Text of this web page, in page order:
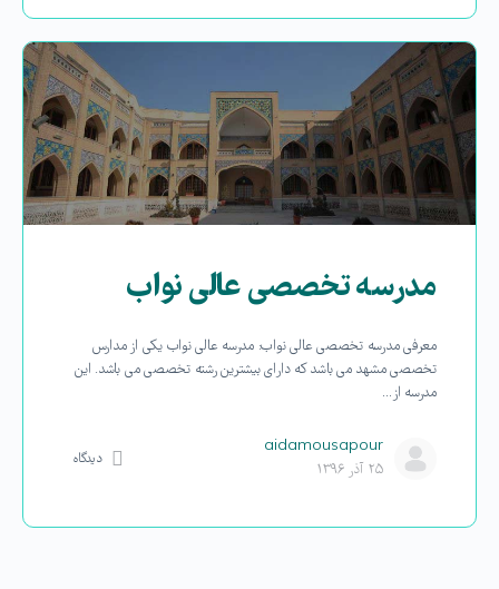
مدرسه تخصصی عالی نواب
معرفی مدرسه تخصصی عالی نواب: مدرسه عالی نواب یکی از مدارس
تخصصی مشهد می باشد که دارای بیشترین رشته تخصصی می باشد. این
مدرسه از…
aidamousapour
۲۵ آذر ۱۳۹۶
دیدگاه